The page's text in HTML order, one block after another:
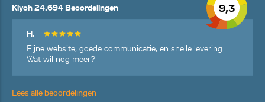
9,3
Kiyoh 24.694 Beoordelingen
H.
Fijne website, goede communicatie, en snelle levering.
Wat wil nog meer?
Lees alle beoordelingen